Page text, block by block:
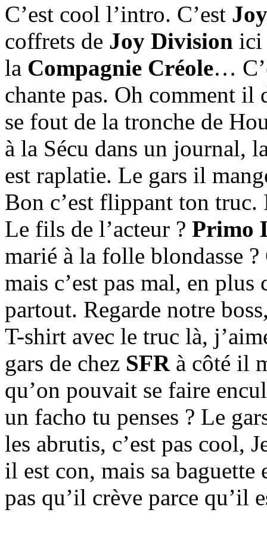
C’est cool l’intro. C’est
coffrets de Joy Division ici
la Compagnie Créole…
chante pas. Oh comment il
se fout de la tronche de
à la Sécu dans un journal,
est raplatie. Le gars il
Bon c’est flippant ton
Le fils de l’acteur ? Primo
marié à la folle blondasse
mais c’est pas mal, en
partout. Regarde notre
T-shirt avec le truc là,
gars de chez SFR à côté il
qu’on pouvait se faire
un facho tu penses ? Le
les abrutis, c’est pas cool,
il est con, mais sa
pas qu’il crève parce qu’il